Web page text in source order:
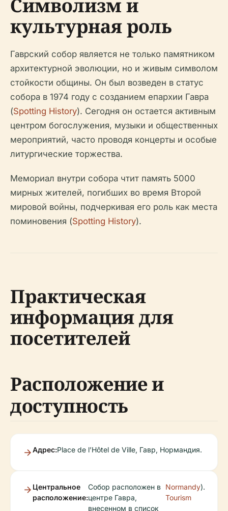
Символизм и
культурная роль
Гаврский собор является не только памятником
архитектурной эволюции, но и живым символом
стойкости общины. Он был возведен в статус
собора в 1974 году с созданием епархии Гавра
(Spotting History). Сегодня он остается активным
центром богослужения, музыки и общественных
мероприятий, часто проводя концерты и особые
литургические торжества.
Мемориал внутри собора чтит память 5000
мирных жителей, погибших во время Второй
мировой войны, подчеркивая его роль как места
поминовения (Spotting History).
Практическая
информация для
посетителей
Расположение и
доступность
Адрес:Place de l’Hôtel de Ville, Гавр, Нормандия.
Центральное
расположение:
Собор расположен в
центре Гавра,
внесенном в список
Normandy
Tourism
).